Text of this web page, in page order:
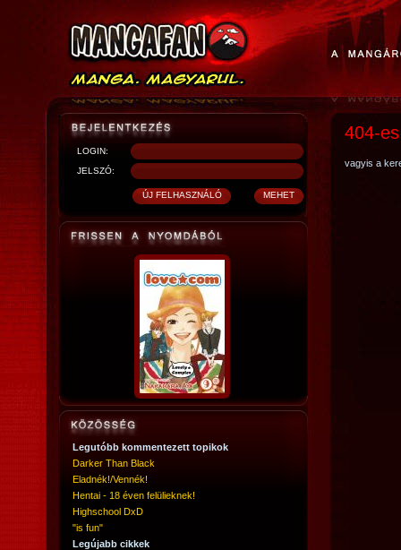
LOGIN:
JELSZÓ:
Legutóbb kommentezett topikok
Darker Than Black
Eladnék!/Vennék!
Hentai - 18 éven felülieknek!
Highschool DxD
"is fun"
Legújabb cikkek
404-
vagyis a